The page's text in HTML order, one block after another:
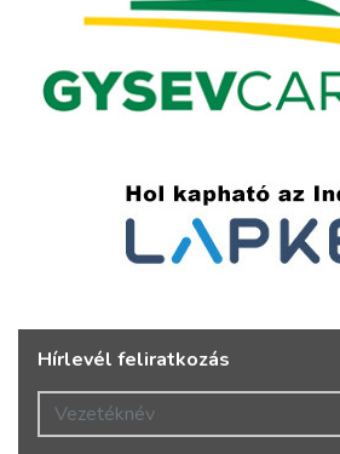
Hírlevél feliratkozás
Vezetéknév